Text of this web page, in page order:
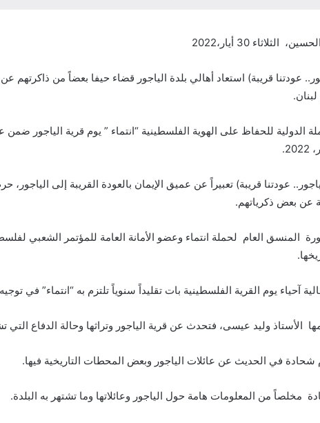
30 أيار،2022
عودتنا قريبة) استعاد أهالي بلدة الياجور قضاء حيفا بعضاً من
للحفاظ على الهوية الفلسطينية “انتماء ” يوم قرية الياجور ضمن
عودتنا قريبة) تعبيراً عن عميق الإيمان بالعودة القريبة إلى
عن بعض ذكرياتهم.
المنسق العام لحملة انتماء وعضو الأمانة العامة للمؤتمر الشعبي
آحياء يوم القرية الفلسطينية بات تقليداً سنوياً تلتزم به “انتماء” في
الأستاذ وليد عيسى، فتحدث عن قرية الياجور وتراثها وحالة الدفاع
في الحديث عن عائلات الياجور وبعض المحطات التاريخية فيها.
مخلصاً من المعلومات هامة حول الياجور وعائلاتها وما تشتهر به البلدة.